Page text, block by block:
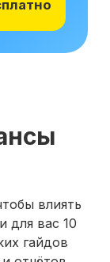
влиять
для вас 10
гайдов